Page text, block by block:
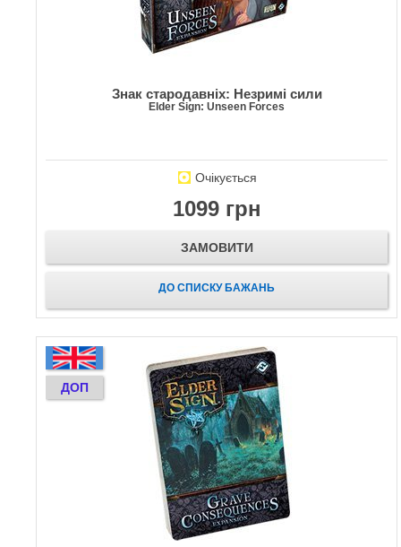
Знак стародавніх: Незримі сили
Elder Sign: Unseen Forces
Очікується
1099 грн
ЗАМОВИТИ
ДО СПИСКУ БАЖАНЬ
ДОП